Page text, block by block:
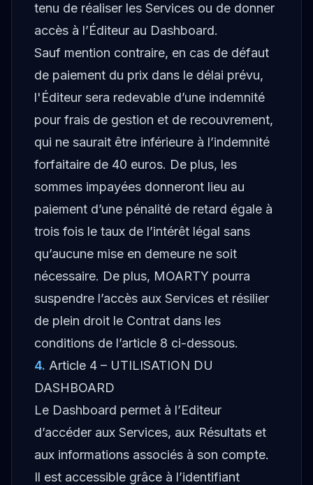
tenu de réaliser les Services ou de donner
accès à l’Éditeur au Dashboard.
Sauf mention contraire, en cas de défaut
de paiement du prix dans le délai prévu,
l'Éditeur sera redevable d’une indemnité
pour frais de gestion et de recouvrement,
qui ne saurait être inférieure à l’indemnité
forfaitaire de 40 euros. De plus, les
sommes impayées donneront lieu au
paiement d’une pénalité de retard égale à
trois fois le taux de l’intérêt légal sans
qu’aucune mise en demeure ne soit
nécessaire. De plus, MOARTY pourra
suspendre l’accès aux Services et résilier
de plein droit le Contrat dans les
conditions de l’article 8 ci-dessous.
4. Article 4 – UTILISATION DU
DASHBOARD
Le Dashboard permet à l’Editeur
d’accéder aux Services, aux Résultats et
aux informations associés à son compte.
Il est accessible grâce à l’identifiant